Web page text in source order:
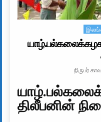
AUTHOR:
நிருபர்
திலீபனின்